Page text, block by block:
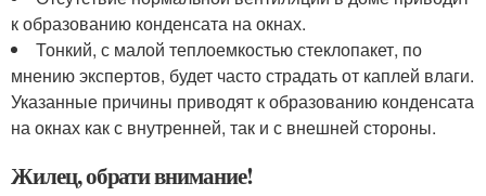
к образованию конденсата на окнах.
Тонкий, с малой теплоемкостью стеклопакет, по
мнению экспертов, будет часто страдать от каплей влаги.
Указанные причины приводят к образованию конденсата
на окнах как с внутренней, так и с внешней стороны.
Жилец, обрати внимание!